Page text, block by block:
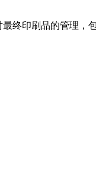
印刷品的管理，